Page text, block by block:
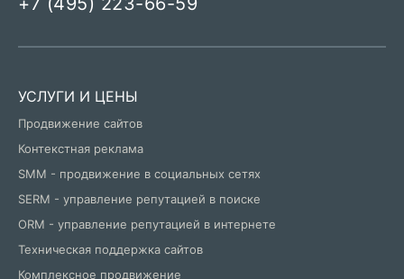
УСЛУГИ И ЦЕНЫ
Продвижение сайтов
Контекстная реклама
SMM - продвижение в социальных сетях
SERM - управление репутацией в поиске
ORM - управление репутацией в интернете
Техническая поддержка сайтов
Комплексное продвижение